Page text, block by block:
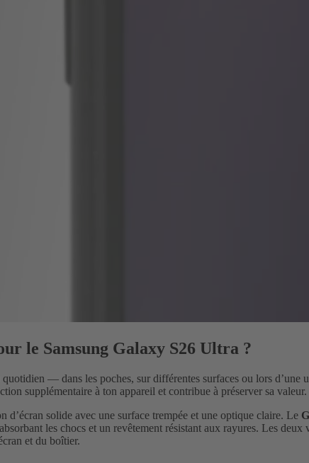
le Samsung Galaxy S26 Ultra ?
— dans les poches, sur différentes surfaces ou lors d’une
supplémentaire à ton appareil et contribue à préserver sa valeur.
d’écran solide avec une surface trempée et une optique claire. Le
les chocs et un revêtement résistant aux rayures. Les
et du boîtier.